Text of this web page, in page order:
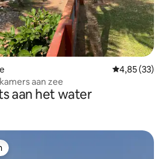
Gemiddelde
4,85 (33)
aan zee
aan het water